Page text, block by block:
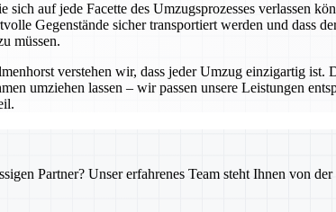
sich auf jede Facette des Umzugsprozesses verlassen
Gegenstände sicher transportiert werden und dass
müssen.
verstehen wir, dass jeder Umzug einzigartig
umziehen lassen – wir passen unsere Leistungen
Partner? Unser erfahrenes Team steht Ihnen von